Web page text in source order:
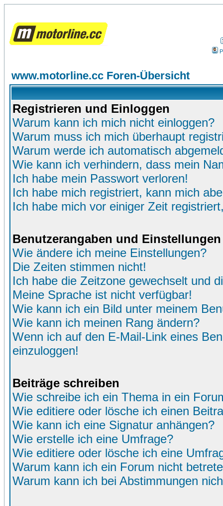
www.motorline.cc Foren-Übersicht
Registrieren und Einloggen
Warum kann ich mich nicht einloggen?
Warum muss ich mich überhaupt
Warum werde ich automatisch
Wie kann ich verhindern, dass mein
Ich habe mein Passwort verloren!
Ich habe mich registriert, kann mich
Ich habe mich vor einiger Zeit
Benutzerangaben und Einstellungen
Wie ändere ich meine Einstellungen?
Die Zeiten stimmen nicht!
Ich habe die Zeitzone gewechselt und
Meine Sprache ist nicht verfügbar!
Wie kann ich ein Bild unter meinem
Wie kann ich meinen Rang ändern?
Wenn ich auf den E-Mail-Link eines
einzuloggen!
Beiträge schreiben
Wie schreibe ich ein Thema in ein
Wie editiere oder lösche ich einen
Wie kann ich eine Signatur anhängen?
Wie erstelle ich eine Umfrage?
Wie editiere oder lösche ich eine
Warum kann ich ein Forum nicht
Warum kann ich bei Abstimmungen